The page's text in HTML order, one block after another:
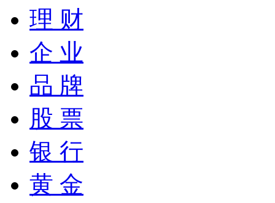
理 财
企 业
品 牌
股 票
银 行
黄 金